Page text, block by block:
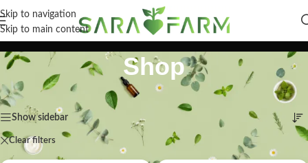
Skip to navigation
Skip to main content
Shop
Početna Shop Prikaz svih 4 rezultata
Show sidebar
Clear filters PJ Pharma